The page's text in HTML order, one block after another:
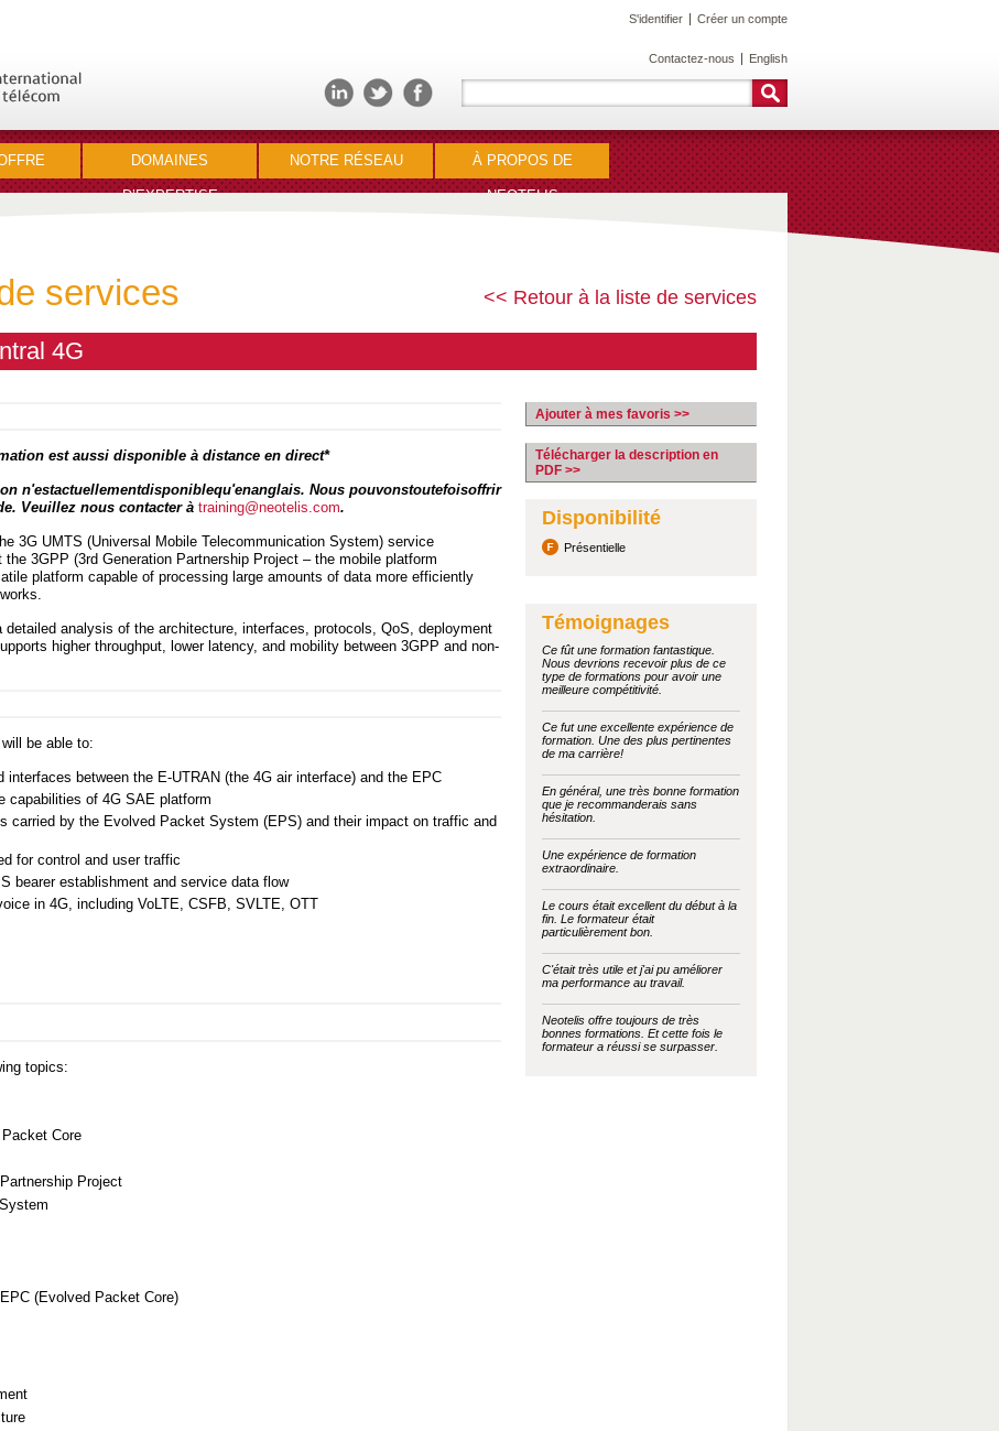
S'identifier Créer un compte
Contactez-nous English
DOMAINES
D’EXPERTISE
NOTRE RÉSEAU À PROPOS DE
NEOTELIS
<< Retour à la liste de services
services
4G
est aussi disponible à distance en direct*
n'estactuellementdisponiblequ'enanglais. Nous pouvonstoutefoisoffrir
Veuillez nous contacter à training@neotelis.com.
3G UMTS (Universal Mobile Telecommunication System) service
3GPP (3rd Generation Partnership Project – the mobile platform
platform capable of processing large amounts of data more efficiently
detailed analysis of the architecture, interfaces, protocols, QoS, deployment
higher throughput, lower latency, and mobility between 3GPP and non-
be able to:
interfaces between the E-UTRAN (the 4G air interface) and the EPC
capabilities of 4G SAE platform
carried by the Evolved Packet System (EPS) and their impact on traffic and
for control and user traffic
bearer establishment and service data flow
in 4G, including VoLTE, CSFB, SVLTE, OTT
topics:
Core
Project
(Evolved Packet Core)
Ajouter à mes favoris >>
Télécharger la description en
PDF >>
Disponibilité
Présentielle
Témoignages
Ce fût une formation fantastique.
Nous devrions recevoir plus de ce
type de formations pour avoir une
meilleure compétitivité.
Ce fut une excellente expérience de
formation. Une des plus pertinentes
de ma carrière!
En général, une très bonne formation
que je recommanderais sans
hésitation.
Une expérience de formation
extraordinaire.
Le cours était excellent du début à la
fin. Le formateur était
particulièrement bon.
C'était très utile et j'ai pu améliorer
ma performance au travail.
Neotelis offre toujours de très
bonnes formations. Et cette fois le
formateur a réussi se surpasser.